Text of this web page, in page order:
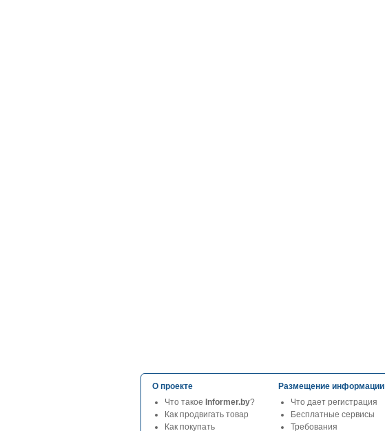
О проекте
Что такое Informer.by?
Как продвигать товар
Как покупать
Размещение информации
Что дает регистрация
Бесплатные сервисы
Требования